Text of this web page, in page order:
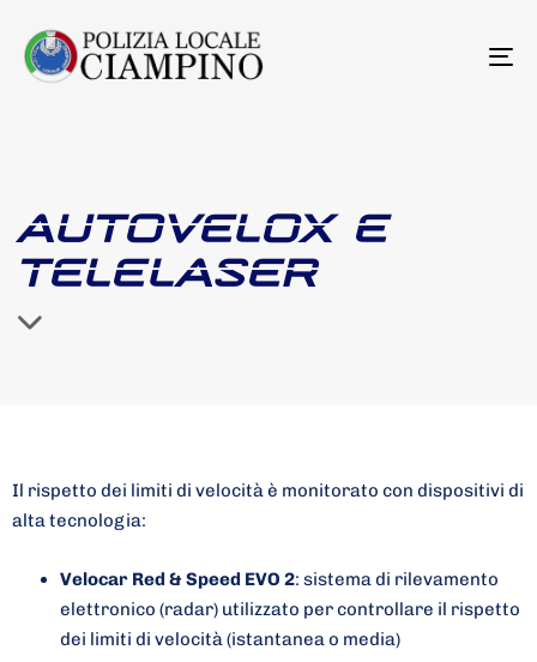
AUTOVELOX E
TELELASER
Il rispetto dei limiti di velocità è monitorato con dispositivi di
alta tecnologia:
Velocar Red & Speed EVO 2: sistema di rilevamento
elettronico (radar) utilizzato per controllare il rispetto
dei limiti di velocità (istantanea o media)